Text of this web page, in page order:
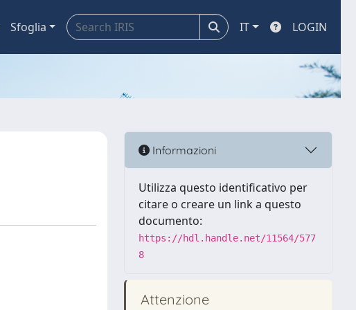
Sfoglia IT LOGIN
Informazioni
Utilizza questo identificativo per
citare o creare un link a questo
documento:
https://hdl.handle.net/11564/577
8
Attenzione